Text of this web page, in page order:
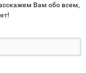
Вам обо всем,